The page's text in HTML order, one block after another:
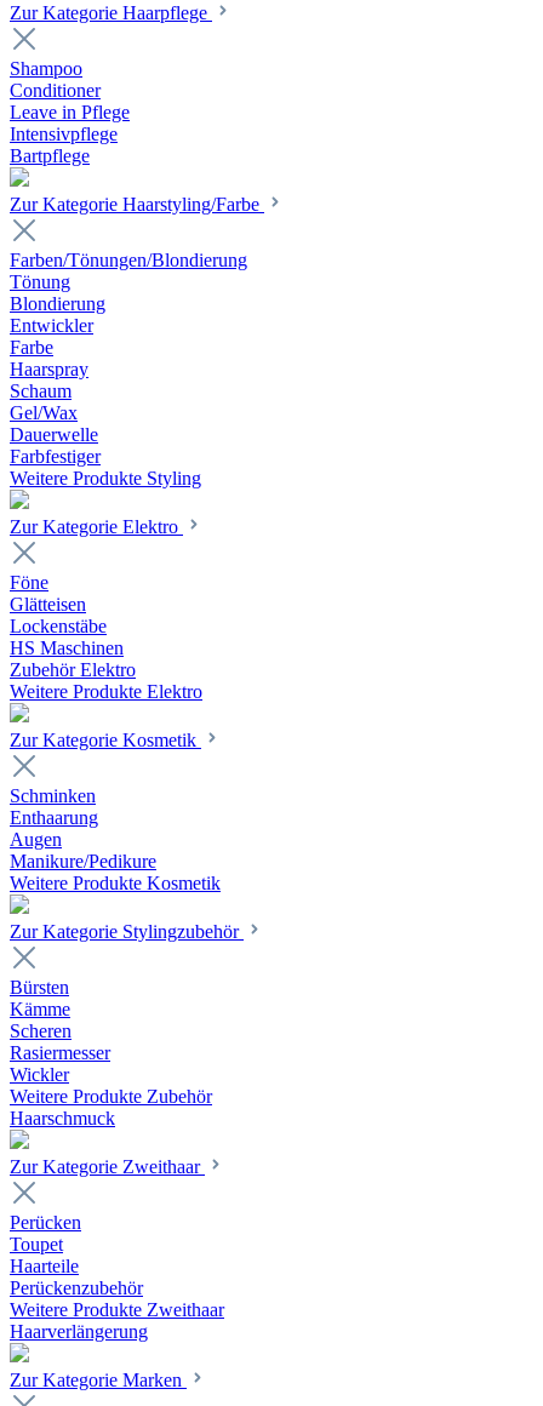
Zur Kategorie Haarpflege
Shampoo
Conditioner
Leave in Pflege
Intensivpflege
Bartpflege
Zur Kategorie Haarstyling/Farbe
Farben/Tönungen/Blondierung
Tönung
Blondierung
Entwickler
Farbe
Haarspray
Schaum
Gel/Wax
Dauerwelle
Farbfestiger
Weitere Produkte Styling
Zur Kategorie Elektro
Föne
Glätteisen
Lockenstäbe
HS Maschinen
Zubehör Elektro
Weitere Produkte Elektro
Zur Kategorie Kosmetik
Schminken
Enthaarung
Augen
Manikure/Pedikure
Weitere Produkte Kosmetik
Zur Kategorie Stylingzubehör
Bürsten
Kämme
Scheren
Rasiermesser
Wickler
Weitere Produkte Zubehör
Haarschmuck
Zur Kategorie Zweithaar
Perücken
Toupet
Haarteile
Perückenzubehör
Weitere Produkte Zweithaar
Haarverlängerung
Zur Kategorie Marken